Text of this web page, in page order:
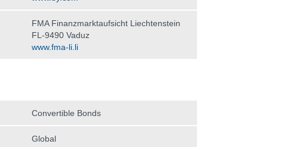
FMA Finanzmarktaufsicht Liechtenstein
FL-9490 Vaduz
www.fma-li.li
Convertible Bonds
Global